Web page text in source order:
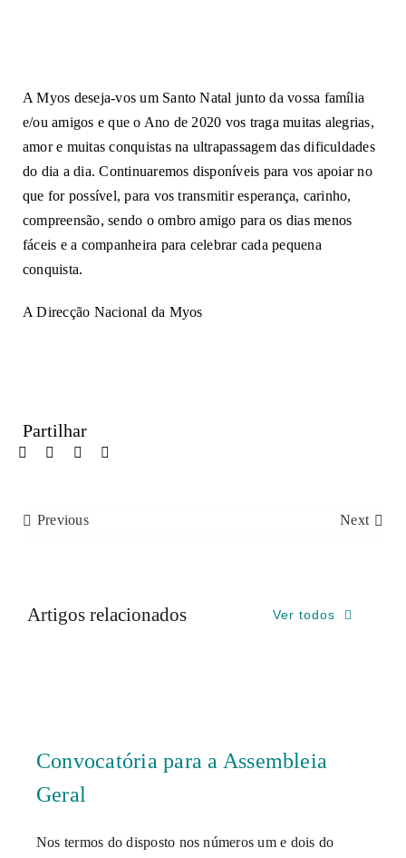
A Myos deseja-vos um Santo Natal junto da vossa família
e/ou amigos e que o Ano de 2020 vos traga muitas alegrias,
amor e muitas conquistas na ultrapassagem das dificuldades
do dia a dia. Continuaremos disponíveis para vos apoiar no
que for possível, para vos transmitir esperança, carinho,
compreensão, sendo o ombro amigo para os dias menos
fáceis e a companheira para celebrar cada pequena
conquista.
A Direcção Nacional da Myos
Partilhar
Previous Next
Artigos relacionados Ver todos
Convocatória para a Assembleia
Geral
Nos termos do disposto nos números um e dois do